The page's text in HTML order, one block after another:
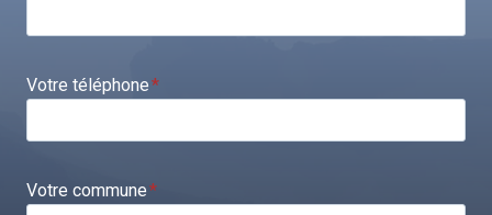
Votre téléphone*
Votre commune*